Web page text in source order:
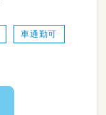
車通勤可